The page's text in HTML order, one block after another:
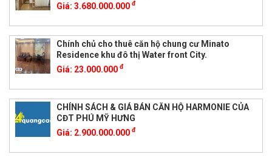
Giá: 3.680.000.000 đ
Chính chủ cho thuê căn hộ chung cư Minato
Residence khu đô thị Water front City.
Giá: 23.000.000 đ
CHÍNH SÁCH & GIÁ BÁN CĂN HỘ HARMONIE CỦA
CĐT PHÚ MỸ HƯNG
Giá: 2.900.000.000 đ